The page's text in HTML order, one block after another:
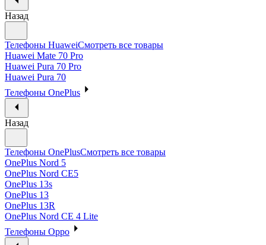
Назад
Телефоны HuaweiСмотреть все товары
Huawei Mate 70 Pro
Huawei Pura 70 Pro
Huawei Pura 70
Телефоны OnePlus
Назад
Телефоны OnePlusСмотреть все товары
OnePlus Nord 5
OnePlus Nord CE5
OnePlus 13s
OnePlus 13
OnePlus 13R
OnePlus Nord CE 4 Lite
Телефоны Oppo